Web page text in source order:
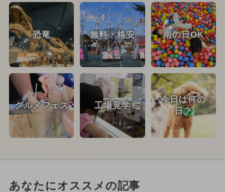
恐竜 無料・格安 雨の日OK
グルメフェス 工場見学
今日は何の
日？
あなたにオススメの記事